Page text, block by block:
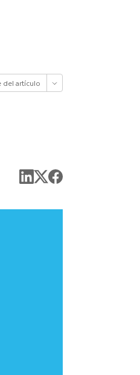
del artículo